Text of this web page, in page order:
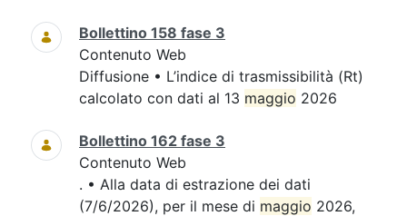
Bollettino 158 fase 3
Contenuto Web
Diffusione • L’indice di trasmissibilità (Rt)
calcolato con dati al 13 maggio 2026
Bollettino 162 fase 3
Contenuto Web
. • Alla data di estrazione dei dati
(7/6/2026), per il mese di maggio 2026,